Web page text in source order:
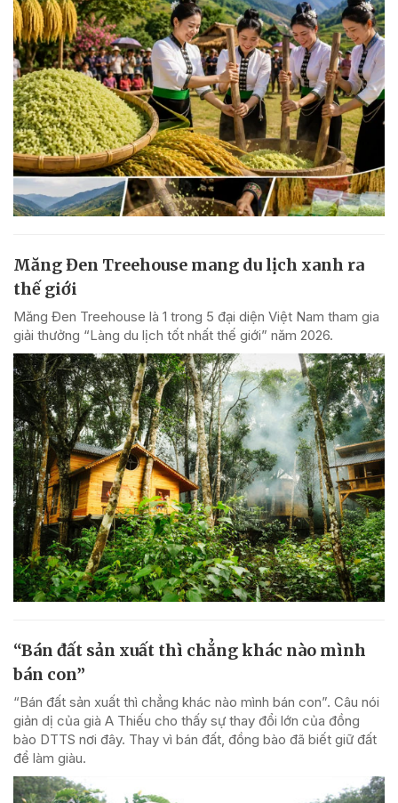
Măng Đen Treehouse mang du lịch xanh ra
thế giới
Măng Đen Treehouse là 1 trong 5 đại diện Việt Nam tham gia
giải thưởng “Làng du lịch tốt nhất thế giới” năm 2026.
“Bán đất sản xuất thì chẳng khác nào mình
bán con”
“Bán đất sản xuất thì chẳng khác nào mình bán con”. Câu nói
giản dị của già A Thiếu cho thấy sự thay đổi lớn của đồng
bào DTTS nơi đây. Thay vì bán đất, đồng bào đã biết giữ đất
để làm giàu.